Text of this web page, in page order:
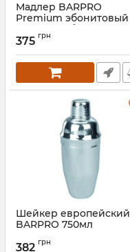
Мадлер BARPRO
Premium эбонитовый
23.5см с зубцами
Артикул:
375 грн
Шейкер европейский
BARPRO 750мл
382 грн